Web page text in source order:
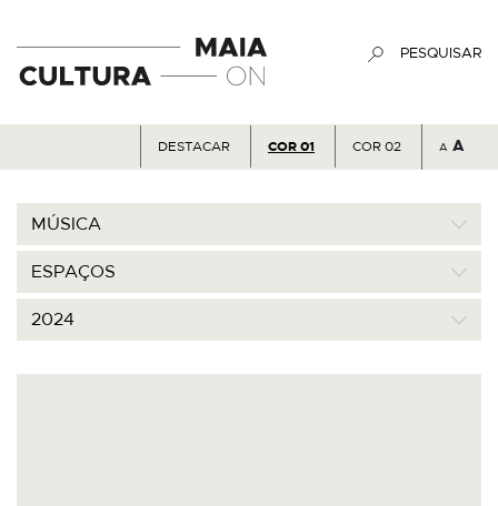
PESQUISAR
DESTACAR COR 01 COR 02 A A
MÚSICA
ESPAÇOS
2024